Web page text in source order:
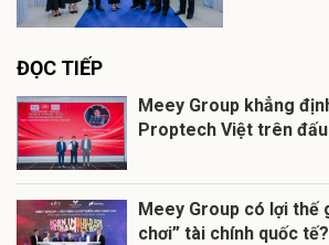
ĐỌC TIẾP
Meey Group khẳng
Proptech Việt trên
Meey Group có lợi thế
chơi” tài chính quốc tế?